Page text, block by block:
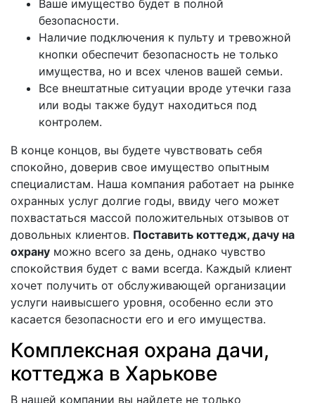
Ваше имущество будет в полной
безопасности.
Наличие подключения к пульту и тревожной
кнопки обеспечит безопасность не только
имущества, но и всех членов вашей семьи.
Все внештатные ситуации вроде утечки газа
или воды также будут находиться под
контролем.
В конце концов, вы будете чувствовать себя
спокойно, доверив свое имущество опытным
специалистам. Наша компания работает на рынке
охранных услуг долгие годы, ввиду чего может
похвастаться массой положительных отзывов от
довольных клиентов. Поставить коттедж, дачу на
охрану можно всего за день, однако чувство
спокойствия будет с вами всегда. Каждый клиент
хочет получить от обслуживающей организации
услуги наивысшего уровня, особенно если это
касается безопасности его и его имущества.
Комплексная охрана дачи,
коттеджа в Харькове
В нашей компании вы найдете не только